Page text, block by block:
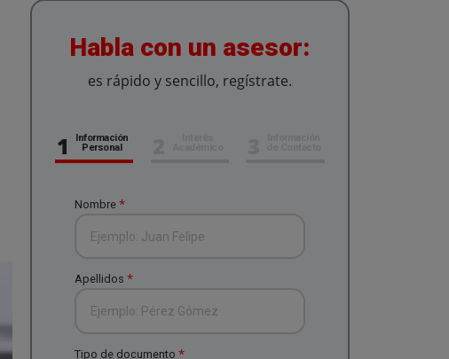
Habla con un asesor:
es rápido y sencillo, regístrate.
1
Información
Personal
Nombre *
Apellidos *
Tipo de documento *